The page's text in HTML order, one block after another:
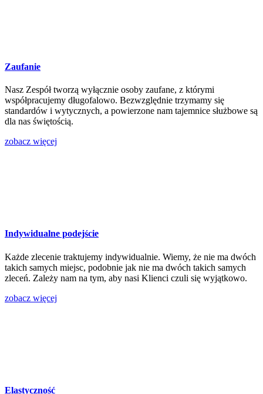
Zaufanie
Nasz Zespół tworzą wyłącznie osoby zaufane, z którymi
współpracujemy długofalowo. Bezwzględnie trzymamy się
standardów i wytycznych, a powierzone nam tajemnice służbowe są
dla nas świętością.
zobacz więcej
Indywidualne podejście
Każde zlecenie traktujemy indywidualnie. Wiemy, że nie ma dwóch
takich samych miejsc, podobnie jak nie ma dwóch takich samych
zleceń. Zależy nam na tym, aby nasi Klienci czuli się wyjątkowo.
zobacz więcej
Elastyczność